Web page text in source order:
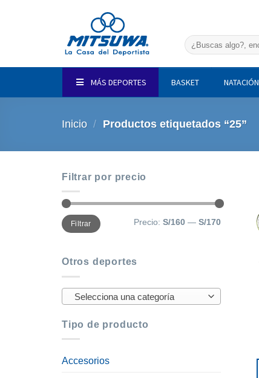
Buscar
por:
MÁS DEPORTES BASKET NATACIÓN
Inicio / Productos etiquetados “25”
Filtrar por precio
Precio
mínimo
Precio
máximo
Filtrar Precio: S/160— S/170
Otros deportes
Selecciona una categoría
Tipo de producto
Accesorios